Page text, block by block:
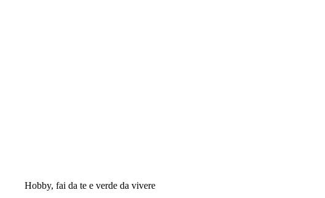
Hobby, fai da te e verde da vivere